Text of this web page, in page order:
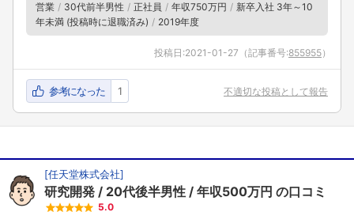
営業 30代前半男性 正社員 年収750万円
新卒入社 3年～10
年未満 (投稿時に退職済み)
2019年度
投稿日:2021-01-27 （記事番号:855955）
参考になった 1 不適切な投稿として報告
[任天堂株式会社]
研究開発 20代後半男性 年収500万円 の口コミ
5.0